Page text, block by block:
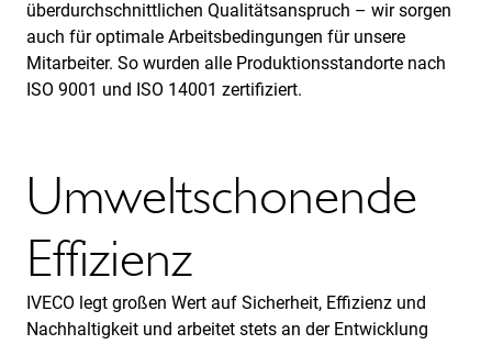
überdurchschnittlichen Qualitätsanspruch – wir sorgen
auch für optimale Arbeitsbedingungen für unsere
Mitarbeiter. So wurden alle Produktionsstandorte nach
ISO 9001 und ISO 14001 zertifiziert.
Umweltschonende
Effizienz
IVECO legt großen Wert auf Sicherheit, Effizienz und
Nachhaltigkeit und arbeitet stets an der Entwicklung